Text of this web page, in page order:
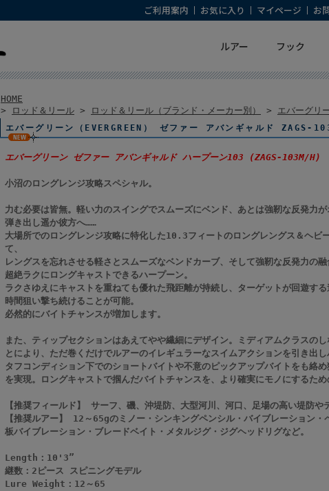
ご利用案内 お気に入り マイページ お
ルアー フック
HOME
>
ロッド＆リール > ロッド＆リール（ブランド・メーカー別） > エバーグリ
エバーグリーン（EVERGREEN） ゼファー アバンギャルド ZAGS-
エバーグリーン ゼファー アバンギャルド ハープーン103 (ZAGS-103M/H)
小沼のロングレンジ攻略スペシャル。
力む必要は皆無。軽い力のスイングでスムーズにベンド、あとは強靭な反発力
弾き出し遥か彼方へ……
大場所でのロングレンジ攻略に特化した10.3フィートのロングレングス＆ヘビ
て、
レングスを忘れさせる軽さとスムーズなベンドカーブ、そして強靭な反発力の融
超絶ラクにロングキャストできるハープーン。
ラクさゆえにキャストを重ねても優れた飛距離が持続し、ターゲットが回遊す
時間狙い撃ち続けることが可能。
必然的にバイトチャンスが増加します。
また、ティップセクションはあえてやや繊細にデザイン。ミディアムクラスの
とにより、ただ巻くだけでルアーのイレギュラーなスイムアクションを引き出し
タフコンディション下でのショートバイトや不意のピックアップバイトをも絡
を実現。ロングキャストで掴んだバイトチャンスを、より確実にモノにするため
【推奨フィールド】 サーフ、磯、沖堤防、大型河川、河口、足場の高い堤防や
【推奨ルアー】 12～65gのミノー・シンキングペンシル・バイブレーション・
板バイブレーション・ブレードベイト・メタルジグ・ジグヘッドリグなど。
Length：10'3”
継数：2ピース スピニングモデル
Lure Weight：12～65